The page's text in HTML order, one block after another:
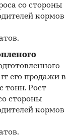
:
текста
данные
или
дней
- макеты
со стороны
кормов
его продажи в
тонн. Рост
стороны
кормов